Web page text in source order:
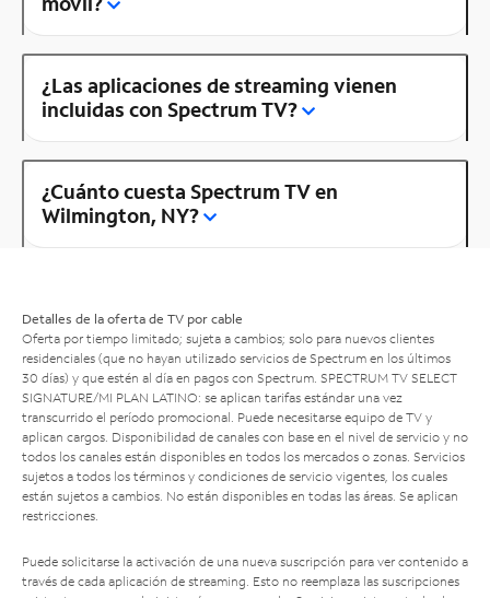
¿Las aplicaciones de streaming vienen
incluidas con Spectrum TV?
¿Cuánto cuesta Spectrum TV en
Wilmington, NY?
Detalles de la oferta de TV por cable
Oferta por tiempo limitado; sujeta a cambios; solo para nuevos clientes
residenciales (que no hayan utilizado servicios de Spectrum en los últimos
30 días) y que estén al día en pagos con Spectrum. SPECTRUM TV SELECT
SIGNATURE/MI PLAN LATINO: se aplican tarifas estándar una vez
transcurrido el período promocional. Puede necesitarse equipo de TV y
aplican cargos. Disponibilidad de canales con base en el nivel de servicio y no
todos los canales están disponibles en todos los mercados o zonas. Servicios
sujetos a todos los términos y condiciones de servicio vigentes, los cuales
están sujetos a cambios. No están disponibles en todas las áreas. Se aplican
restricciones.
Puede solicitarse la activación de una nueva suscripción para ver contenido a
través de cada aplicación de streaming. Esto no reemplaza las suscripciones